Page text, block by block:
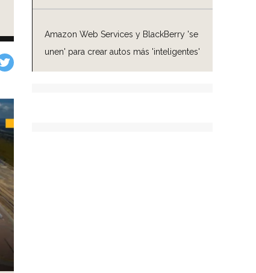
Amazon Web Services y BlackBerry 'se
unen' para crear autos más 'inteligentes'